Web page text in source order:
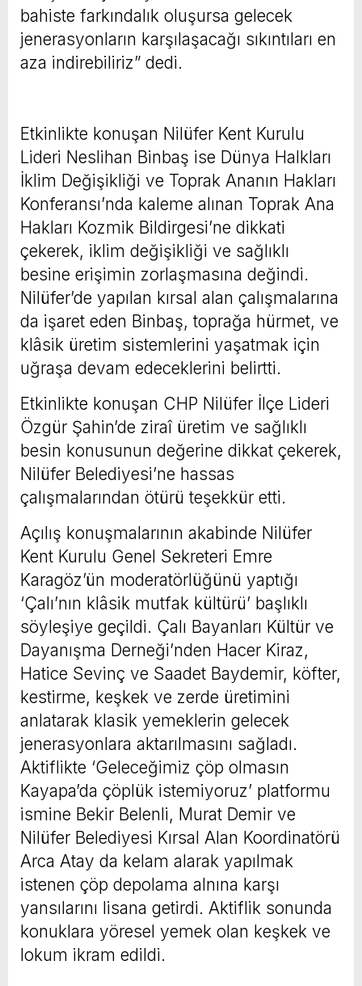
bahiste farkındalık oluşursa gelecek
jenerasyonların karşılaşacağı sıkıntıları en
aza indirebiliriz” dedi.
Etkinlikte konuşan Nilüfer Kent Kurulu
Lideri Neslihan Binbaş ise Dünya Halkları
İklim Değişikliği ve Toprak Ananın Hakları
Konferansı’nda kaleme alınan Toprak Ana
Hakları Kozmik Bildirgesi’ne dikkati
çekerek, iklim değişikliği ve sağlıklı
besine erişimin zorlaşmasına değindi.
Nilüfer’de yapılan kırsal alan çalışmalarına
da işaret eden Binbaş, toprağa hürmet, ve
klâsik üretim sistemlerini yaşatmak için
uğraşa devam edeceklerini belirtti.
Etkinlikte konuşan CHP Nilüfer İlçe Lideri
Özgür Şahin’de ziraî üretim ve sağlıklı
besin konusunun değerine dikkat çekerek,
Nilüfer Belediyesi’ne hassas
çalışmalarından ötürü teşekkür etti.
Açılış konuşmalarının akabinde Nilüfer
Kent Kurulu Genel Sekreteri Emre
Karagöz’ün moderatörlüğünü yaptığı
‘Çalı’nın klâsik mutfak kültürü’ başlıklı
söyleşiye geçildi. Çalı Bayanları Kültür ve
Dayanışma Derneği’nden Hacer Kiraz,
Hatice Sevinç ve Saadet Baydemir, köfter,
kestirme, keşkek ve zerde üretimini
anlatarak klasik yemeklerin gelecek
jenerasyonlara aktarılmasını sağladı.
Aktiflikte ‘Geleceğimiz çöp olmasın
Kayapa’da çöplük istemiyoruz’ platformu
ismine Bekir Belenli, Murat Demir ve
Nilüfer Belediyesi Kırsal Alan Koordinatörü
Arca Atay da kelam alarak yapılmak
istenen çöp depolama alnına karşı
yansılarını lisana getirdi. Aktiflik sonunda
konuklara yöresel yemek olan keşkek ve
lokum ikram edildi.